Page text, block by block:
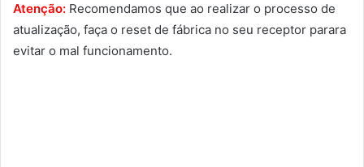
Atenção: Recomendamos que ao realizar o processo de
atualização, faça o reset de fábrica no seu receptor parara
evitar o mal funcionamento.